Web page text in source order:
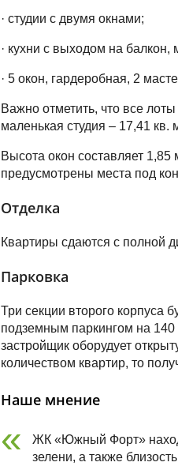
· студии с двумя окнами;
· кухни с выходом на балкон,
· 5 окон, гардеробная, 2
Важно отметить, что все
маленькая студия – 17,41
Высота окон составляет 1,85
предусмотрены места под
Отделка
Квартиры сдаются с полной
Парковка
Три секции второго корпуса
подземным паркингом на
застройщик оборудует
количеством квартир, то
Наше мнение
ЖК «Южный Форт»
зелени, а также